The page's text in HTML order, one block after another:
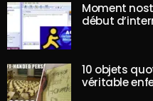
Moment
début
10 objets
véritable